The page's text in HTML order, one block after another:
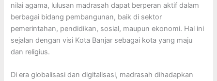
nilai agama, lulusan madrasah dapat berperan aktif dalam
berbagai bidang pembangunan, baik di sektor
pemerintahan, pendidikan, sosial, maupun ekonomi. Hal ini
sejalan dengan visi Kota Banjar sebagai kota yang maju
dan religius.
Di era globalisasi dan digitalisasi, madrasah dihadapkan